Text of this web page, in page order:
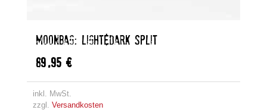
MOONBAG: LIGHT&DARK SPLIT
89,95 €
inkl. MwSt.
zzgl. Versandkosten